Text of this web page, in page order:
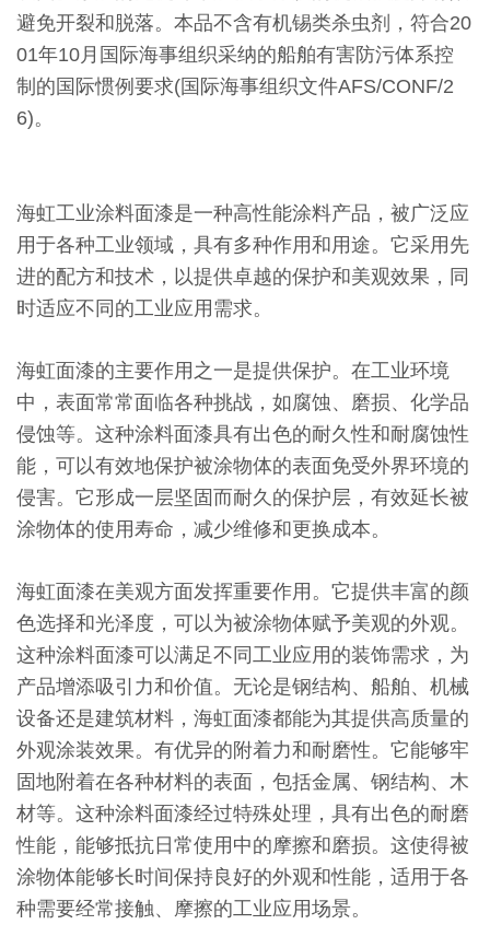
避免开裂和脱落。本品不含有机锡类杀虫剂，符合20
01年10月国际海事组织采纳的船舶有害防污体系控
制的国际惯例要求(国际海事组织文件AFS/CONF/2
6)。
海虹工业涂料面漆是一种高性能涂料产品，被广泛应
用于各种工业领域，具有多种作用和用途。它采用先
进的配方和技术，以提供卓越的保护和美观效果，同
时适应不同的工业应用需求。
海虹面漆的主要作用之一是提供保护。在工业环境
中，表面常常面临各种挑战，如腐蚀、磨损、化学品
侵蚀等。这种涂料面漆具有出色的耐久性和耐腐蚀性
能，可以有效地保护被涂物体的表面免受外界环境的
侵害。它形成一层坚固而耐久的保护层，有效延长被
涂物体的使用寿命，减少维修和更换成本。
海虹面漆在美观方面发挥重要作用。它提供丰富的颜
色选择和光泽度，可以为被涂物体赋予美观的外观。
这种涂料面漆可以满足不同工业应用的装饰需求，为
产品增添吸引力和价值。无论是钢结构、船舶、机械
设备还是建筑材料，海虹面漆都能为其提供高质量的
外观涂装效果。有优异的附着力和耐磨性。它能够牢
固地附着在各种材料的表面，包括金属、钢结构、木
材等。这种涂料面漆经过特殊处理，具有出色的耐磨
性能，能够抵抗日常使用中的摩擦和磨损。这使得被
涂物体能够长时间保持良好的外观和性能，适用于各
种需要经常接触、摩擦的工业应用场景。